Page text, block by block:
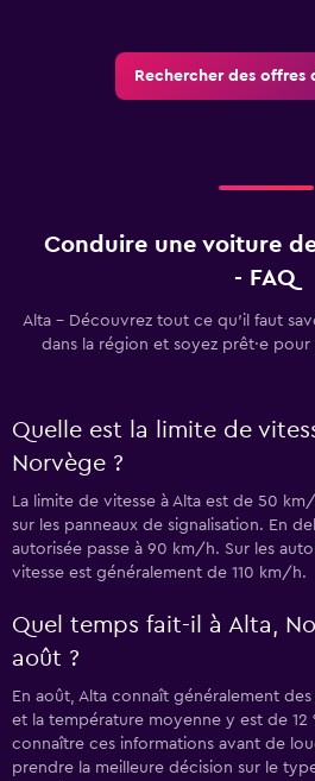
Rechercher des offres
Conduire une voiture
- FAQ
Alta - Découvrez tout ce qu’il faut
dans la région et soyez prêt·e
Quelle est la limite de
Norvège ?
La limite de vitesse à Alta est de 50
sur les panneaux de signalisation. En
autorisée passe à 90 km/h. Sur les
vitesse est généralement de 110 km/h.
Quel temps fait-il à Alta,
août ?
En août, Alta connaît généralement
et la température moyenne y est de 12
connaître ces informations avant de
prendre la meilleure décision sur le